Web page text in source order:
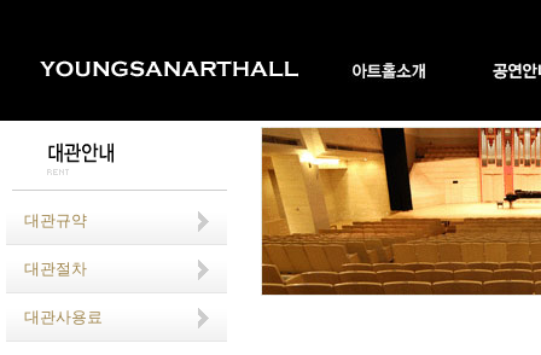
대관규약
대관절차
대관사용료